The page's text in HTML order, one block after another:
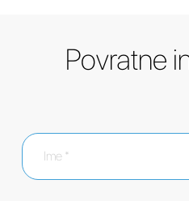
Povratne